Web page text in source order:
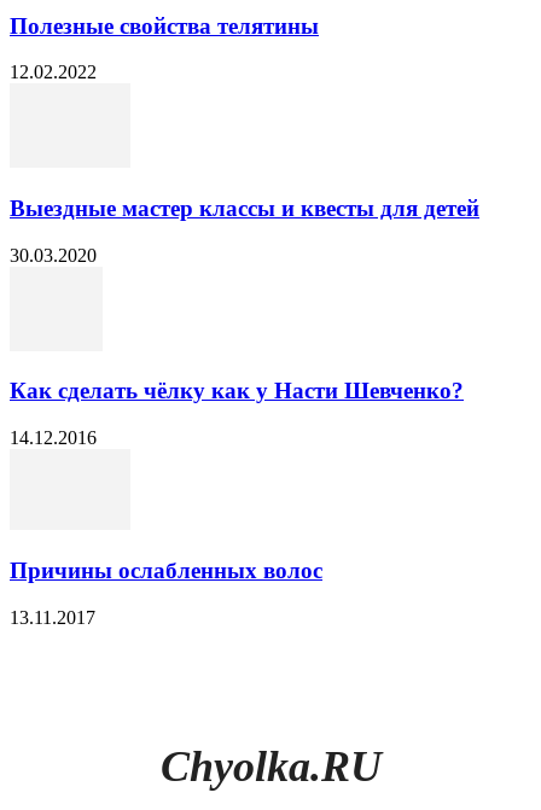
Полезные свойства телятины
12.02.2022
Выездные мастер классы и квесты для детей
30.03.2020
Как сделать чёлку как у Насти Шевченко?
14.12.2016
Причины ослабленных волос
13.11.2017
Chyolka.RU